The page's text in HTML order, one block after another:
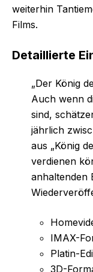
weiterhin
Films.
Detaillierte
„Der König
Auch wenn
sind,
jährlich
aus „König
verdienen
anhaltenden
IMAX-
Platin-
3D-